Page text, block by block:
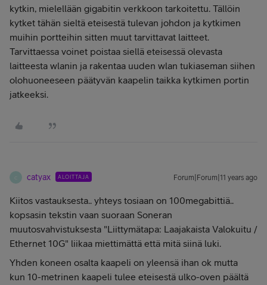
kytkin, mielellään gigabitin verkkoon tarkoitettu. Tällöin
kytket tähän sieltä eteisestä tulevan johdon ja kytkimen
muihin portteihin sitten muut tarvittavat laitteet.
Tarvittaessa voinet poistaa siellä eteisessä olevasta
laitteesta wlanin ja rakentaa uuden wlan tukiaseman siihen
olohuoneeseen päätyvän kaapelin taikka kytkimen portin
jatkeeksi.
catyax ALOITTAJA Forum|Forum|11 years ago
Kiitos vastauksesta.. yhteys tosiaan on 100megabittiä..
kopsasin tekstin vaan suoraan Soneran
muutosvahvistuksesta "Liittymätapa: Laajakaista Valokuitu /
Ethernet 10G" liikaa miettimättä että mitä siinä luki.
Yhden koneen osalta kaapeli on yleensä ihan ok mutta
kun 10-metrinen kaapeli tulee eteisestä ulko-oven päältä